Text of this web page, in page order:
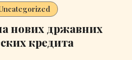
нових државних
кредита